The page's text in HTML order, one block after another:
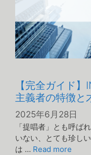
【完全ガイド
主義者の特徴と
2025年6月28日
「提唱者」とも呼ば
いない、とても珍し
は … Read more